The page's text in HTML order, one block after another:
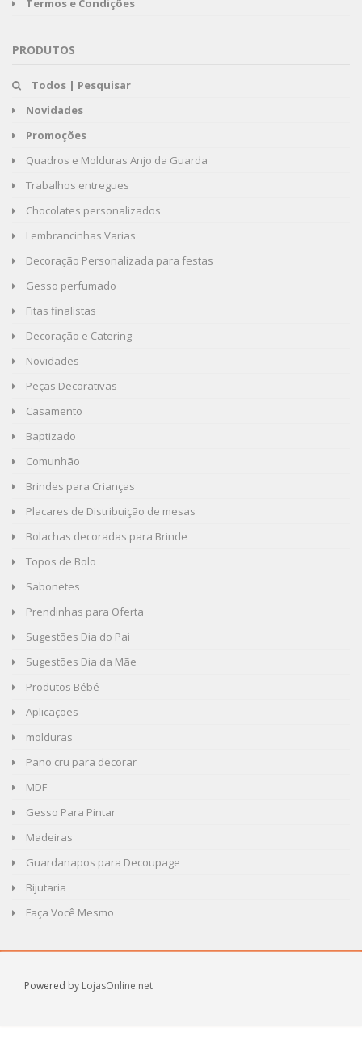
Termos e Condições
PRODUTOS
Todos | Pesquisar
Novidades
Promoções
Quadros e Molduras Anjo da Guarda
Trabalhos entregues
Chocolates personalizados
Lembrancinhas Varias
Decoração Personalizada para festas
Gesso perfumado
Fitas finalistas
Decoração e Catering
Novidades
Peças Decorativas
Casamento
Baptizado
Comunhão
Brindes para Crianças
Placares de Distribuição de mesas
Bolachas decoradas para Brinde
Topos de Bolo
Sabonetes
Prendinhas para Oferta
Sugestões Dia do Pai
Sugestões Dia da Mãe
Produtos Bébé
Aplicações
molduras
Pano cru para decorar
MDF
Gesso Para Pintar
Madeiras
Guardanapos para Decoupage
Bijutaria
Faça Você Mesmo
Powered by LojasOnline.net